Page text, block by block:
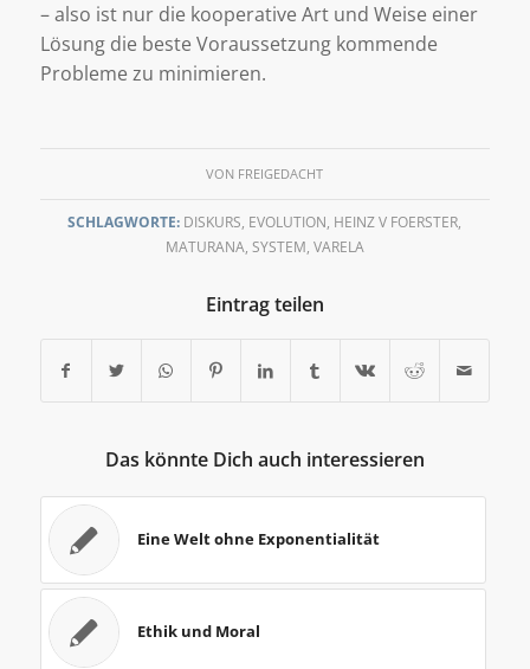
– also ist nur die kooperative Art und Weise einer
Lösung die beste Voraussetzung kommende
Probleme zu minimieren.
VON FREIGEDACHT
SCHLAGWORTE: DISKURS EVOLUTION HEINZ V FOERSTER
MATURANA SYSTEM VARELA
Eintrag teilen
Das könnte Dich auch interessieren
Eine Welt ohne Exponentialität
Ethik und Moral